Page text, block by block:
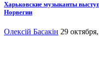
Харьковские музыканты
Норвегии
Олексій Басакін 29